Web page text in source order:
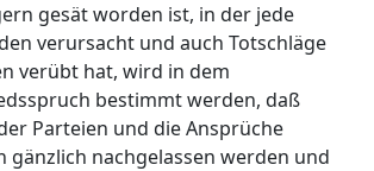
gesät worden ist, in der jede
verursacht und auch Totschläge
verübt hat, wird in dem
bestimmt werden, daß
Parteien und die Ansprüche
gänzlich nachgelassen werden und